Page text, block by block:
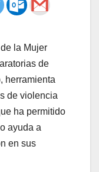
la Mujer
de
herramienta
de violencia
ha permitido
ayuda a
en sus